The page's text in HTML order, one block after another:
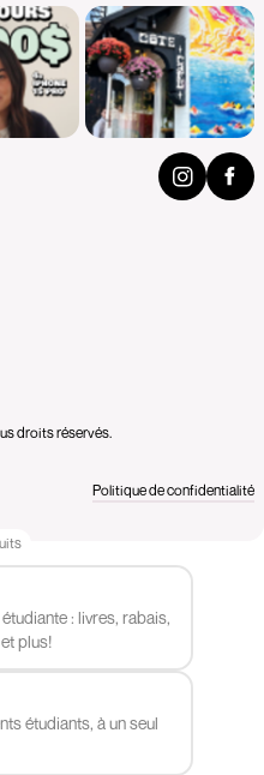
droits réservés.
Politique de confidentialité
: livres, rabais,
plus!
étudiants, à un seul